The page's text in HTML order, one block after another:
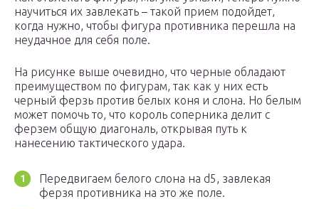
научиться их завлекать – такой прием подойдет,
когда нужно, чтобы фигура противника перешла на
неудачное для себя поле.
На рисунке выше очевидно, что черные обладают
преимуществом по фигурам, так как у них есть
черный ферзь против белых коня и слона. Но белым
может помочь то, что король соперника делит с
ферзем общую диагональ, открывая путь к
нанесению тактического удара.
Передвигаем белого слона на d5, завлекая
ферзя противника на это же поле.